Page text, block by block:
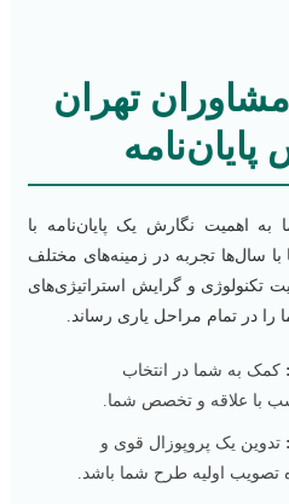
تهران
اهمیت نگارش یک پایان‌نامه با
با سال‌ها تجربه در زمینه‌های مختلف
تکنولوژی و گرایش استراتیژی‌های
در تمام مراحل یاری رساند.
کمک به شما در انتخاب
با علاقه و تخصص شما.
تدوین یک پروپوزال قوی و
تصویب اولیه طرح شما باشد.